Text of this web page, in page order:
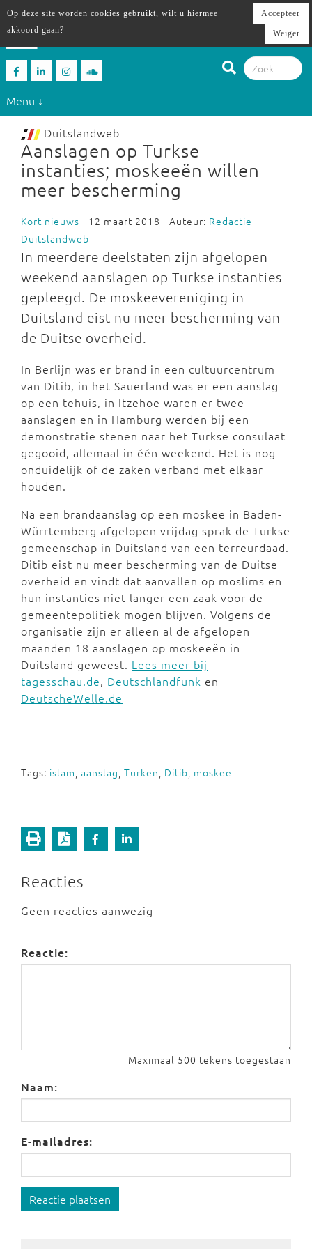
Menu ↓
Duitslandweb
Aanslagen op Turkse
instanties; moskeeën willen
meer bescherming
Kort nieuws - 12 maart 2018 - Auteur: Redactie
Duitslandweb
In meerdere deelstaten zijn afgelopen
weekend aanslagen op Turkse instanties
gepleegd. De moskeevereniging in
Duitsland eist nu meer bescherming van
de Duitse overheid.
In Berlijn was er brand in een cultuurcentrum
van Ditib, in het Sauerland was er een aanslag
op een tehuis, in Itzehoe waren er twee
aanslagen en in Hamburg werden bij een
demonstratie stenen naar het Turkse consulaat
gegooid, allemaal in één weekend. Het is nog
onduidelijk of de zaken verband met elkaar
houden.
Na een brandaanslag op een moskee in Baden-
Würrtemberg afgelopen vrijdag sprak de Turkse
gemeenschap in Duitsland van een terreurdaad.
Ditib eist nu meer bescherming van de Duitse
overheid en vindt dat aanvallen op moslims en
hun instanties niet langer een zaak voor de
gemeentepolitiek mogen blijven. Volgens de
organisatie zijn er alleen al de afgelopen
maanden 18 aanslagen op moskeeën in
Duitsland geweest. Lees meer bij
tagesschau.de, Deutschlandfunk en
DeutscheWelle.de
Tags: islam, aanslag, Turken, Ditib, moskee
Reacties
Geen reacties aanwezig
Reactie:
Maximaal 500 tekens toegestaan
Naam:
E-mailadres:
Reactie plaatsen
Op deze site worden cookies gebruikt, wilt u hiermee
akkoord gaan?
Accepteer
Weiger